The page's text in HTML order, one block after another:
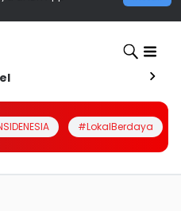
#LokalBerdaya